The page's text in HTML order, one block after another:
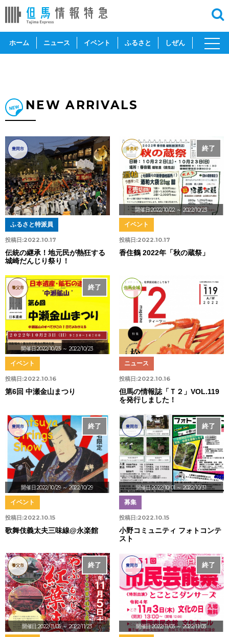
ホーム ニュース イベント ふるさと しぜん
toggle
NEW ARRIVALS
豊岡市
投稿日:2022.10.17
ふるさと特派員
伝統の継承！地元民が熱狂する
城崎だんじり祭り！
開催日:2022/10/22 ～ 2022/10/23
終了
香美町
投稿日:2022.10.17
イベント
香住鶴 2022年「秋の蔵祭」
開催日:2022/10/23 ～ 2022/10/23
終了
養父市
投稿日:2022.10.16
イベント
第6回 中瀬金山まつり
但馬全域
投稿日:2022.10.16
ニュース
但馬の情報誌「Ｔ２」VOL.119
を発行しました！
開催日:2022/10/29 ～ 2022/10/29
終了
豊岡市
投稿日:2022.10.15
イベント
歌舞伎義太夫三味線@永楽館
開催日:2022/10/01 ～ 2022/10/31
終了
豊岡市
投稿日:2022.10.15
募集
小野コミュニティ フォトコンテ
スト
開催日:2022/11/05～ 2022/11/23
終了
養父市
開催日:2022/11/03～ 2022/11/03
終了
豊岡市